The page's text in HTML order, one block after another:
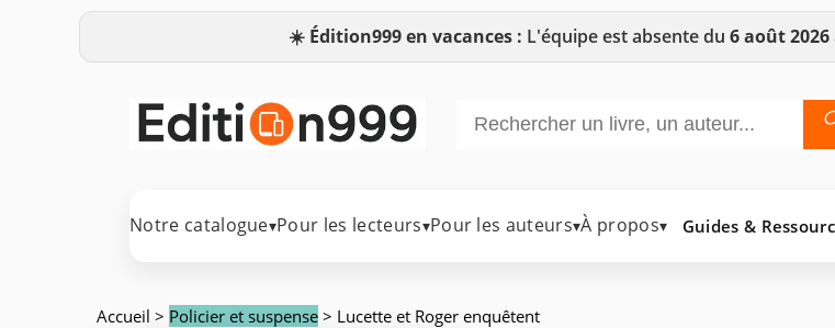
☀️ Édition999 en vacances : L'équipe est absente du 6 août 2026
Notre catalogue▾Pour les lecteurs▾Pour les auteurs▾À propos▾ Guides &
Accueil > Policier et suspense > Lucette et Roger enquêtent